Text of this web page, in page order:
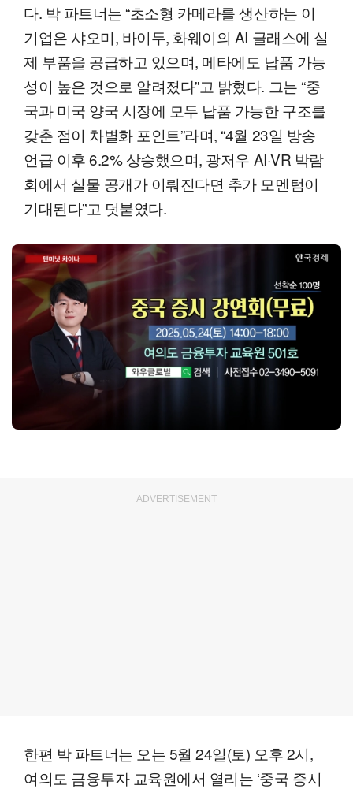
다. 박 파트너는 “초소형 카메라를 생산하는 이
기업은 샤오미, 바이두, 화웨이의 AI 글래스에 실
제 부품을 공급하고 있으며, 메타에도 납품 가능
성이 높은 것으로 알려졌다”고 밝혔다. 그는 “중
국과 미국 양국 시장에 모두 납품 가능한 구조를
갖춘 점이 차별화 포인트”라며, “4월 23일 방송
언급 이후 6.2% 상승했으며, 광저우 AI·VR 박람
회에서 실물 공개가 이뤄진다면 추가 모멘텀이
기대된다”고 덧붙였다.
ADVERTISEMENT
한편 박 파트너는 오는 5월 24일(토) 오후 2시,
여의도 금융투자 교육원에서 열리는 ‘중국 증시